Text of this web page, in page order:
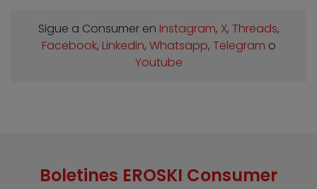
Sigue a Consumer en Instagram, X, Threads,
Facebook, Linkedin, Whatsapp, Telegram o
Youtube
Boletines EROSKI Consumer